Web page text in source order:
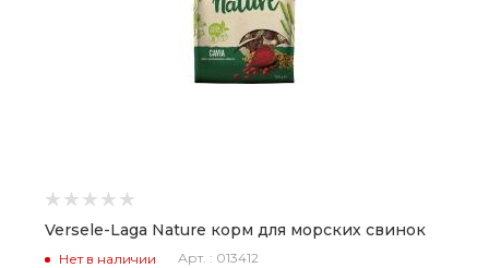
Versele-Laga Nature корм для морских свинок
Нет в наличии Арт. : 013412